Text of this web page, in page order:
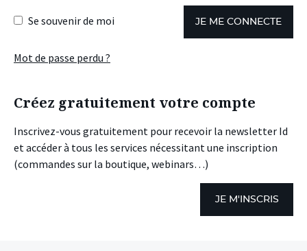
Se souvenir de moi JE ME CONNECTE
Mot de passe perdu ?
Créez gratuitement votre compte
Inscrivez-vous gratuitement pour recevoir la newsletter Id
et accéder à tous les services nécessitant une inscription
(commandes sur la boutique, webinars…)
JE M'INSCRIS